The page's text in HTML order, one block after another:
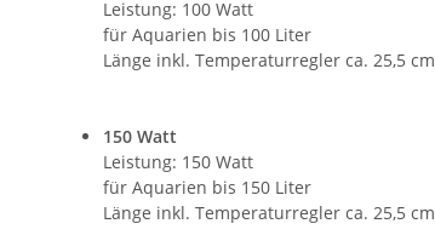
Leistung: 100 Watt
für Aquarien bis 100 Liter
Länge inkl. Temperaturregler ca. 25,5 cm
150 Watt
Leistung: 150 Watt
für Aquarien bis 150 Liter
Länge inkl. Temperaturregler ca. 25,5 cm